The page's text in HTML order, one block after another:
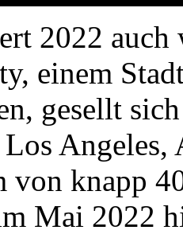
2022 auch
einem
gesellt
von knapp
Mai 2022